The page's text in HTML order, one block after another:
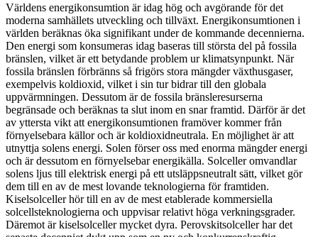
Världens energikonsumtion är idag hög och avgörande för det
moderna samhällets utveckling och tillväxt. Energikonsumtionen i
världen beräknas öka signifikant under de kommande decennierna.
Den energi som konsumeras idag baseras till största del på fossila
bränslen, vilket är ett betydande problem ur klimatsynpunkt. När
fossila bränslen förbränns så frigörs stora mängder växthusgaser,
exempelvis koldioxid, vilket i sin tur bidrar till den globala
uppvärmningen. Dessutom är de fossila bränsleresurserna
begränsade och beräknas ta slut inom en snar framtid. Därför är det
av yttersta vikt att energikonsumtionen framöver kommer från
förnyelsebara källor och är koldioxidneutrala. En möjlighet är att
utnyttja solens energi. Solen förser oss med enorma mängder energi
och är dessutom en förnyelsebar energikälla. Solceller omvandlar
solens ljus till elektrisk energi på ett utsläppsneutralt sätt, vilket gör
dem till en av de mest lovande teknologierna för framtiden.
Kiselsolceller hör till en av de mest etablerade kommersiella
solcellsteknologierna och uppvisar relativt höga verkningsgrader.
Däremot är kiselsolceller mycket dyra. Perovskitsolceller har det